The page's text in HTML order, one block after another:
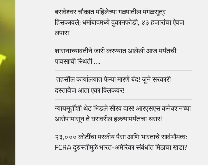
बसवेश्वर चौकात महिलेच्या गळ्यातील मंगळसूत्र
हिसकावले; धर्माबादमध्ये दुकानफोडी, ४३ हजारांचा ऐवज
लंपास
शासनाच्यावतीने जारी करण्यात आलेली आज पर्यंतची
पावसाची स्थिती ….
तहसील कार्यालयात फेऱ्या मारणे बंद! जुने सरकारी
दस्तावेज आता एका क्लिकवर!
न्यायमूर्तींशी थेट भिडले सौरव दास! आरएसएस कनेक्शनच्या
आरोपापासून ते घरावरील हल्ल्यापर्यंतचा थरार!
२३,००० कोटींचा परकीय पैसा आणि भारताचे सार्वभौमत्व:
FCRA दुरुस्तीमुळे भारत-अमेरिका संबंधांत मिठाचा खडा?